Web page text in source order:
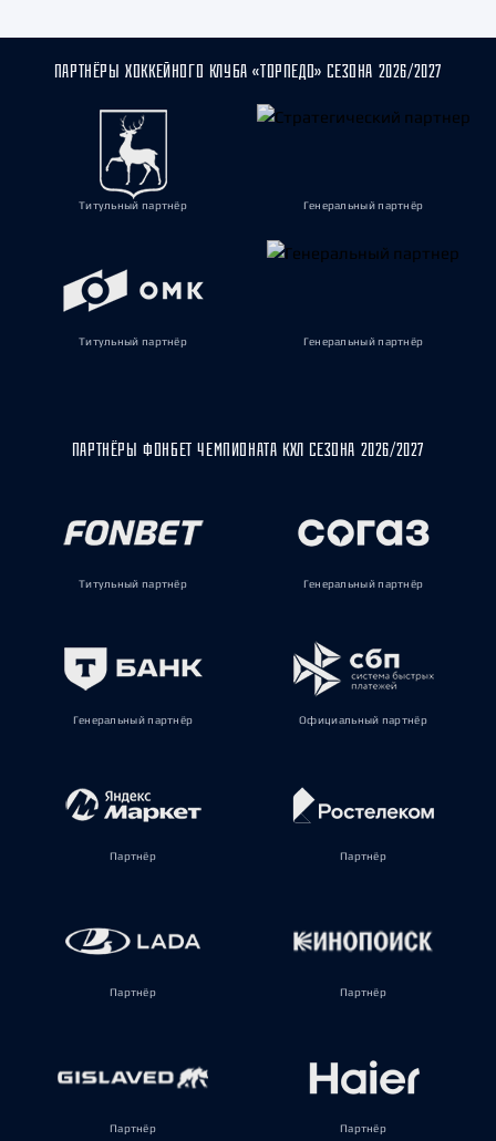
ПАРТНЁРЫ ХОККЕЙНОГО КЛУБА «ТОРПЕДО» СЕЗОНА 2026/2027
Титульный партнёр Генеральный партнёр
Титульный партнёр Генеральный партнёр
ПАРТНЁРЫ ФОНБЕТ ЧЕМПИОНАТА КХЛ СЕЗОНА 2026/2027
Титульный партнёр Генеральный партнёр
Генеральный партнёр Официальный партнёр
Партнёр Партнёр
Партнёр Партнёр
Партнёр Партнёр